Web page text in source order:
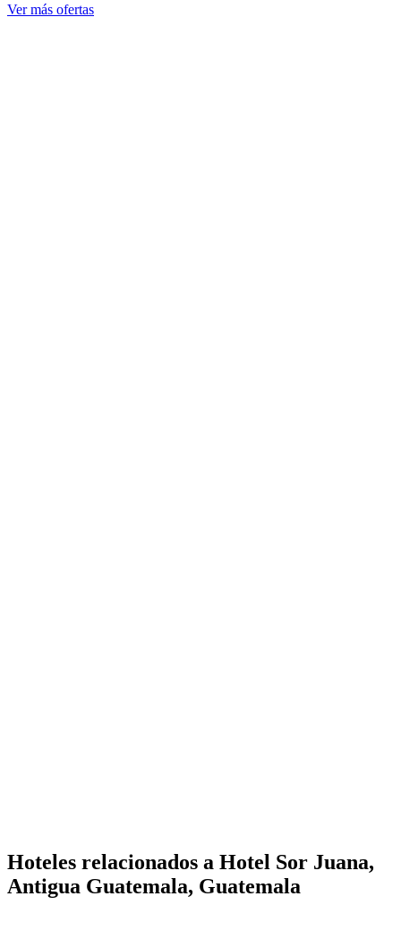
Ver más ofertas
Hoteles relacionados a Hotel Sor Juana,
Antigua Guatemala, Guatemala